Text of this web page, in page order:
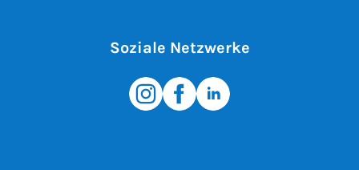
Soziale Netzwerke